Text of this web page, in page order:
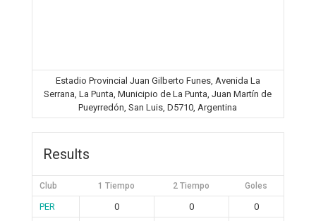
Estadio Provincial Juan Gilberto Funes, Avenida La
Serrana, La Punta, Municipio de La Punta, Juan Martín de
Pueyrredón, San Luis, D5710, Argentina
Results
Club 1 Tiempo 2 Tiempo Goles
PER 0 0
0